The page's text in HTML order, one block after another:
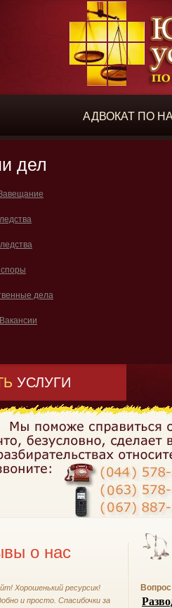
АДВОКАТ ПО
дел
дела
Вакансии
УСЛУГИ
о нас
Хорошенький ресурсик!
и просто. Спасибочки за